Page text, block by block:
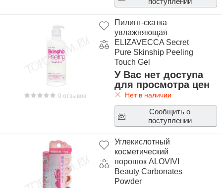
0 отзывов
Пилинг-скатка
увлажняющая
ELIZAVECCA Secret
Pure Skinship Peeling
Touch Gel
У Вас нет доступа
для просмотра цен
Нет в наличии
Сообщить о
поступлении
Углекислотный
косметический
порошок ALOVIVI
Beauty Carbonates
Powder